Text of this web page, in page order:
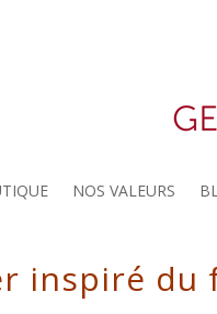
NOS VALEURS
inspiré du